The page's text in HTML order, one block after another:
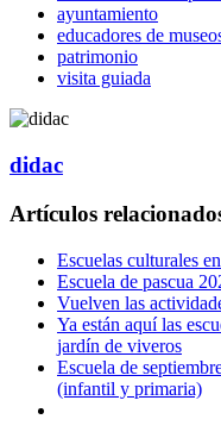
ayuntamiento
educadores de
patrimonio
visita guiada
didac
Artículos
Escuelas culturales
Escuela de pascua
Vuelven las
Ya están aquí las
jardín de viveros
Escuela de
(infantil y primaria)